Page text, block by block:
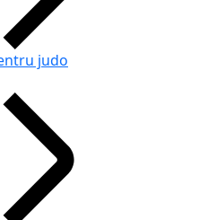
judo